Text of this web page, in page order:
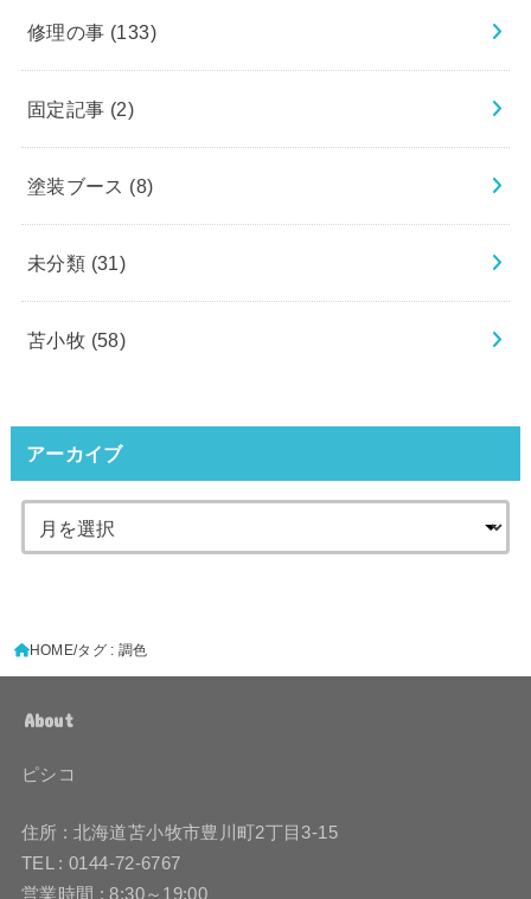
修理の事 (133)
固定記事 (2)
塗装ブース (8)
未分類 (31)
苫小牧 (58)
アーカイブ
HOME タグ : 調色
About
ピシコ
住所 : 北海道苫小牧市豊川町2丁目3-15
TEL : 0144-72-6767
営業時間 : 8:30～19:00